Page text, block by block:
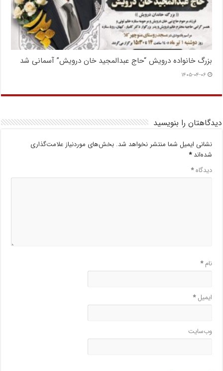
بزرگ خانواده درویش “حاج عبدالمجید خان درویش” آسمانی شد
۱۴۰۵-۰۴-۰۶
دیدگاهتان را بنویسید
نشانی ایمیل شما منتشر نخواهد شد. بخش‌های موردنیاز علامت‌گذاری
شده‌اند*
دیدگاه*
نام*
ایمیل*
وب‌سایت